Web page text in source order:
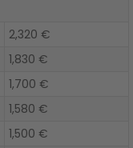
2,320 €
1,830 €
1,700 €
1,580 €
1,500 €